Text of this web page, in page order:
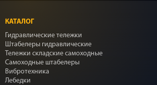
КАТАЛОГ
Гидравлические тележки
Штабелеры гидравлические
Тележки складские самоходные
Самоходные штабелеры
Вибротехника
Лебедки